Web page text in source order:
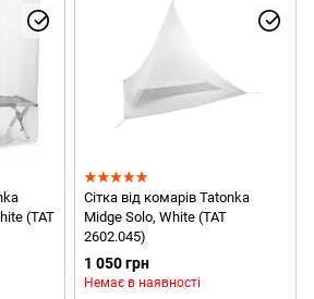
(TAT
Сітка від комарів Tatonka
Midge Solo, White (TAT
2602.045)
1 050 грн
Немає в наявності